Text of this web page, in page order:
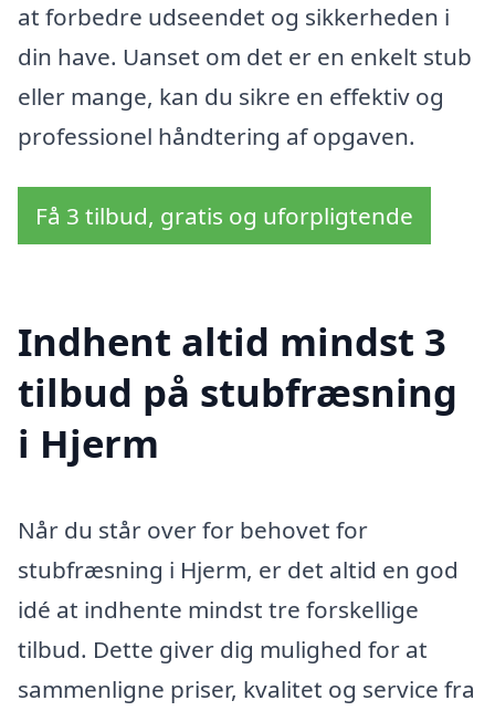
at forbedre udseendet og sikkerheden i
din have. Uanset om det er en enkelt stub
eller mange, kan du sikre en effektiv og
professionel håndtering af opgaven.
Få 3 tilbud, gratis og uforpligtende
Indhent altid mindst 3
tilbud på stubfræsning
i Hjerm
Når du står over for behovet for
stubfræsning i Hjerm, er det altid en god
idé at indhente mindst tre forskellige
tilbud. Dette giver dig mulighed for at
sammenligne priser, kvalitet og service fra